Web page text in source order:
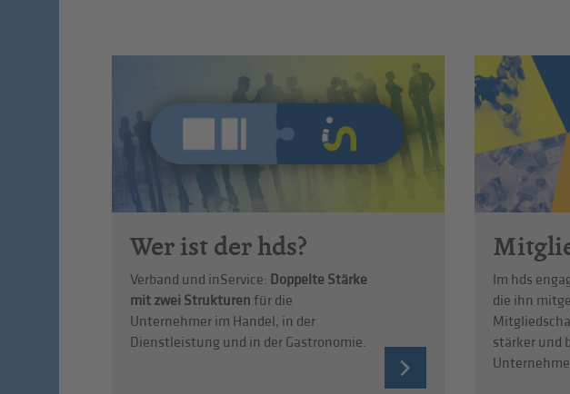
Wer ist der hds?
Verband und inService: Doppelte Stärke
mit zwei Strukturen für die
Unternehmer im Handel, in der
Dienstleistung und in der Gastronomie.
Im hds
die ihn
stärker und